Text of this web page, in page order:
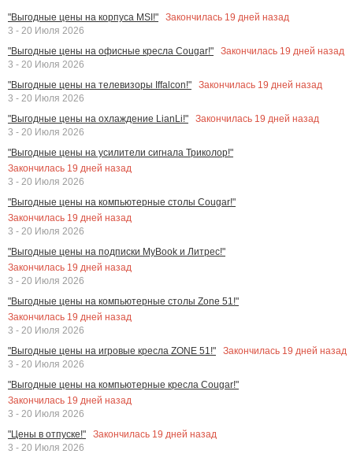
"Выгодные цены на корпуса MSI!"
Закончилась 19 дней назад
3 - 20 Июля 2026
"Выгодные цены на офисные кресла Cougar!"
Закончилась 19 дней назад
3 - 20 Июля 2026
"Выгодные цены на телевизоры Iffalcon!"
Закончилась 19 дней назад
3 - 20 Июля 2026
"Выгодные цены на охлаждение LianLi!"
Закончилась 19 дней назад
3 - 20 Июля 2026
"Выгодные цены на усилители сигнала Триколор!"
Закончилась 19 дней назад
3 - 20 Июля 2026
"Выгодные цены на компьютерные столы Cougar!"
Закончилась 19 дней назад
3 - 20 Июля 2026
"Выгодные цены на подписки MyBook и Литрес!"
Закончилась 19 дней назад
3 - 20 Июля 2026
"Выгодные цены на компьютерные столы Zone 51!"
Закончилась 19 дней назад
3 - 20 Июля 2026
"Выгодные цены на игровые кресла ZONE 51!"
Закончилась 19 дней назад
3 - 20 Июля 2026
"Выгодные цены на компьютерные кресла Cougar!"
Закончилась 19 дней назад
3 - 20 Июля 2026
"Цены в отпуске!"
Закончилась 19 дней назад
3 - 20 Июля 2026